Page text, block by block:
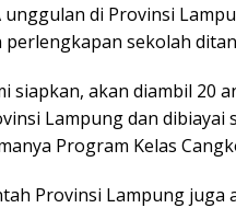
unggulan di Provinsi
perlengkapan sekolah
siapkan, akan diambil 20
Lampung dan
Program Kelas
Provinsi Lampung juga